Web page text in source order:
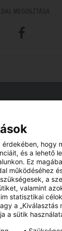
MEGOSZTÁSA
Facebook
Nem
Facebook
érdekében, hogy
és a lehető
Ez
működéséhez
a
valamint
statisztikai
a „Kiválasztás
a sütik